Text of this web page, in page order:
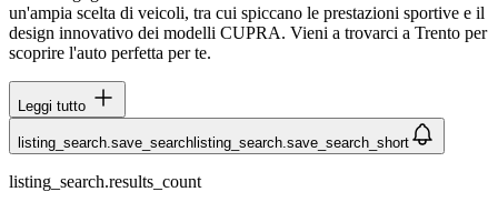
un'ampia scelta di veicoli, tra cui spiccano le prestazioni sportive e il
design innovativo dei modelli CUPRA. Vieni a trovarci a Trento per
scoprire l'auto perfetta per te.
Leggi tutto
listing_search.save_searchlisting_search.save_search_short
listing_search.results_count